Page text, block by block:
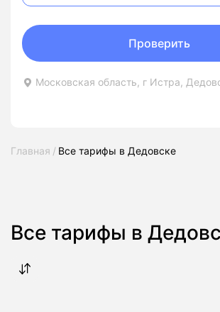
Московская область, г Истра,
Проверить
Главная Все тарифы в Дедовске
Все тарифы в